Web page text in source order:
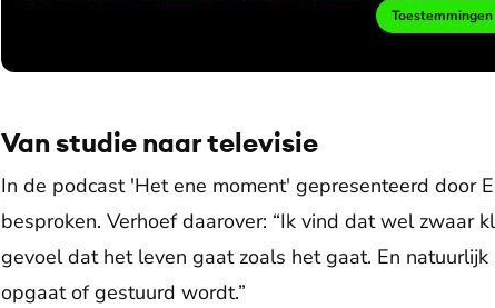
Van studie naar televisie
In de podcast 'Het ene moment' gepresenteerd door
besproken. Verhoef daarover: “Ik vind dat wel zwaar
gevoel dat het leven gaat zoals het gaat. En
opgaat of gestuurd wordt.”